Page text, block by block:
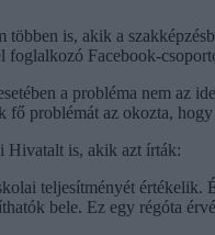
többen is, akik a
foglalkozó Facebook-
a probléma nem az
problémát az okozta,
Hivatalt is, akik azt írták:
teljesítményét értékelik.
bele. Ez egy régóta